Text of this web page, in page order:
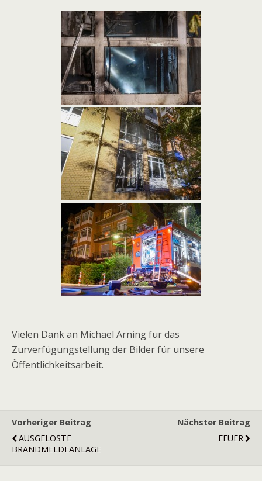
Vielen Dank an Michael Arning für das
Zurverfügungstellung der Bilder für unsere
Öffentlichkeitsarbeit.
Vorheriger Beitrag
AUSGELÖSTE
BRANDMELDEANLAGE
Nächster Beitrag
FEUER